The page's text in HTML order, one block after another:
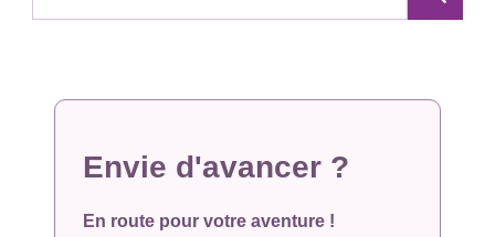
Envie d'avancer ?
En route pour votre aventure !